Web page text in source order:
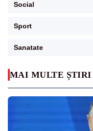
MAI MULTE ȘTIRI
Social
Sport
Sanatate